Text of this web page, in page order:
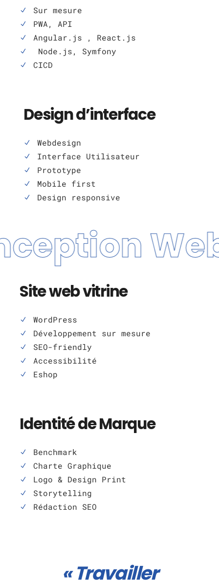
Sur mesure
PWA, API
Angular.js , React.js
Node.js, Symfony
CICD
Design d’interface
Webdesign
Interface Utilisateur
Prototype
Mobile first
Design responsive
Site web vitrine
WordPress
Développement sur mesure
SEO-friendly
Accessibilité
Eshop
Identité de Marque
Benchmark
Charte Graphique
Logo & Design Print
Storytelling
Rédaction SEO
« Travailler